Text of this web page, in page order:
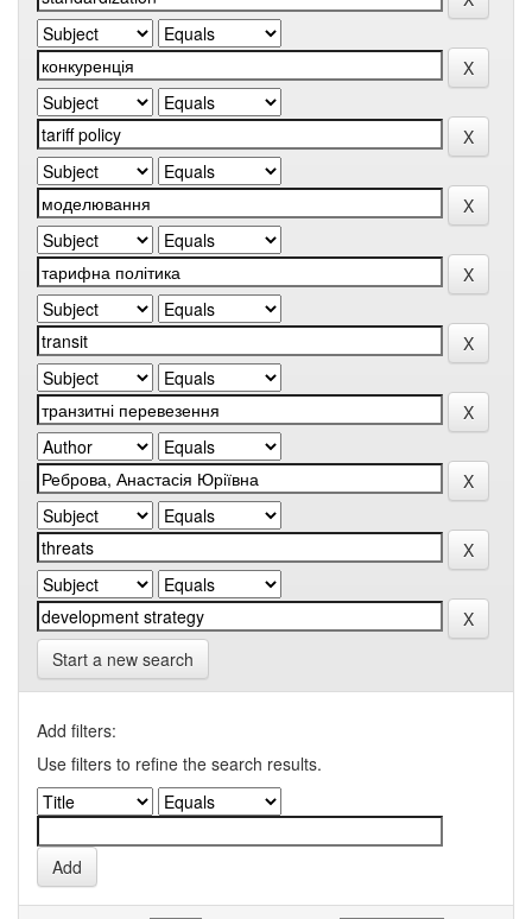
Start a new search
Add filters:
Use filters to refine the search results.